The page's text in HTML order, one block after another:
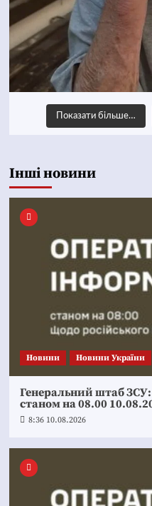
Показати більше…
Інші новини
Новини Новини України
Генеральний штаб
станом на 08.00
8:36 10.08.2026